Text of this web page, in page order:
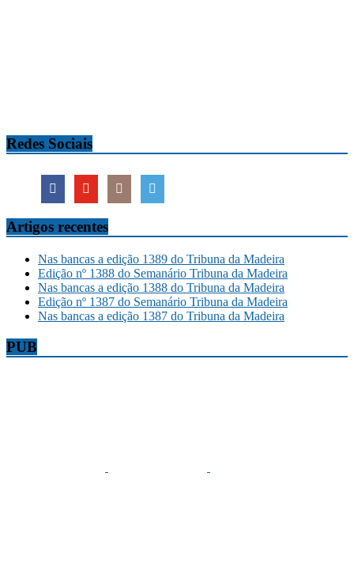
Redes Sociais
Artigos recentes
Nas bancas a edição 1389 do Tribuna da Madeira
Edição nº 1388 do Semanário Tribuna da Madeira
Nas bancas a edição 1388 do Tribuna da Madeira
Edição nº 1387 do Semanário Tribuna da Madeira
Nas bancas a edição 1387 do Tribuna da Madeira
PUB